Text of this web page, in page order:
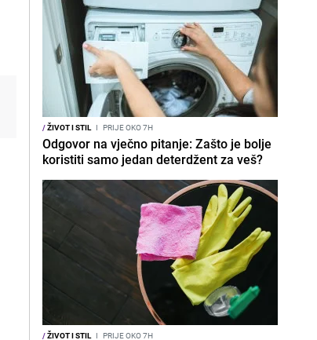
/ŽIVOT I STIL I PRIJE OKO 7H
Odgovor na vječno pitanje: Zašto je bolje
koristiti samo jedan deterdžent za veš?
/ŽIVOT I STIL I PRIJE OKO 7H